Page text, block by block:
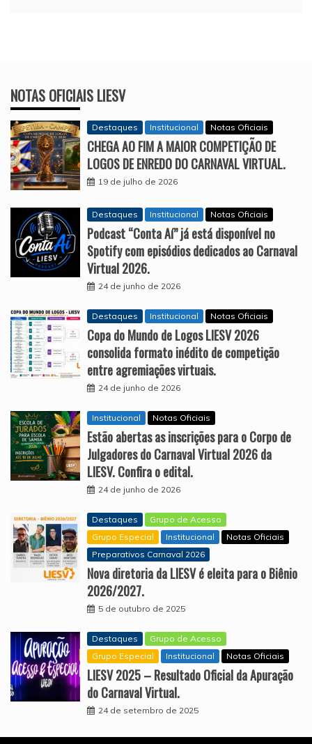
NOTAS OFICIAIS LIESV
Destaques Institucional Notas Oficiais
CHEGA AO FIM A MAIOR COMPETIÇÃO DE
LOGOS DE ENREDO DO CARNAVAL VIRTUAL.
19 de julho de 2026
Destaques Institucional Notas Oficiais
Podcast “Conta Aí” já está disponível no
Spotify com episódios dedicados ao Carnaval
Virtual 2026.
24 de junho de 2026
Destaques Institucional Notas Oficiais
Copa do Mundo de Logos LIESV 2026
consolida formato inédito de competição
entre agremiações virtuais.
24 de junho de 2026
Institucional Notas Oficiais
Estão abertas as inscrições para o Corpo de
Julgadores do Carnaval Virtual 2026 da
LIESV. Confira o edital.
24 de junho de 2026
Destaques
Grupo de Acesso
Grupo Especial
Institucional
Notas Oficiais
Preparativos Carnaval 2026
Nova diretoria da LIESV é eleita para o Biênio
2026/2027.
5 de outubro de 2025
Destaques
Grupo de Acesso
Grupo Especial
Institucional Notas Oficiais
LIESV 2025 – Resultado Oficial da Apuração
do Carnaval Virtual.
24 de setembro de 2025